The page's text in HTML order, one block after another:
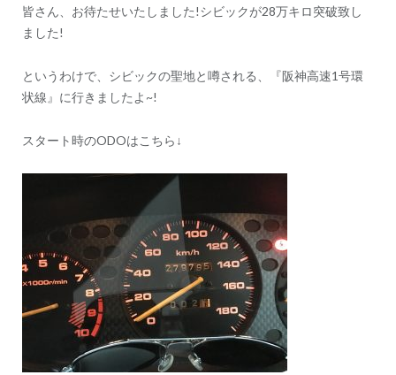
ョ
皆さん、お待たせいたしました!シビックが28万キロ突破致し
ました!
というわけで、シビックの聖地と噂される、『阪神高速1号環
状線』に行きましたよ~!
スタート時のODOはこちら↓